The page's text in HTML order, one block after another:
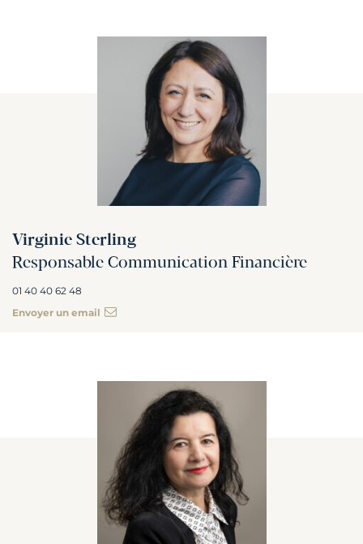
Virginie Sterling
Responsable Communication Financière
01 40 40 62 48
Envoyer un email